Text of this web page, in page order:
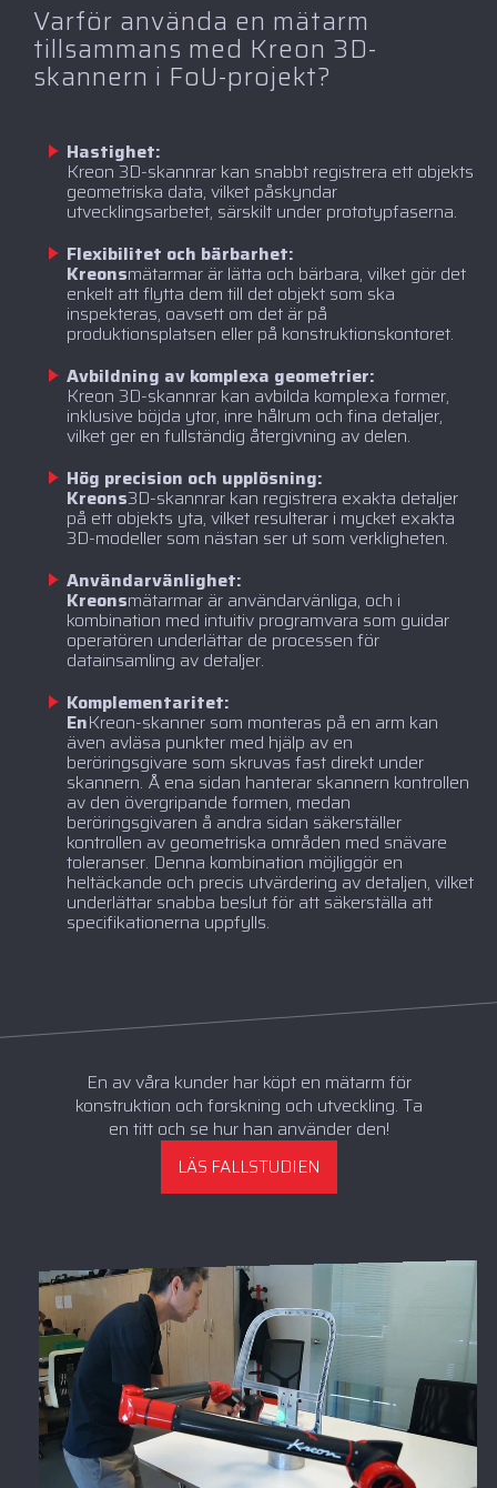
Varför använda en mätarm
tillsammans med Kreon 3D-
skannern i FoU-projekt?
Hastighet:
Kreon 3D-skannrar kan snabbt registrera ett objekts
geometriska data, vilket påskyndar
utvecklingsarbetet, särskilt under prototypfaserna.
Flexibilitet och bärbarhet:
‍Kreonsmätarmar är lätta och bärbara, vilket gör det
enkelt att flytta dem till det objekt som ska
inspekteras, oavsett om det är på
produktionsplatsen eller på konstruktionskontoret.
Avbildning av komplexa geometrier:
Kreon 3D-skannrar kan avbilda komplexa former,
inklusive böjda ytor, inre hålrum och fina detaljer,
vilket ger en fullständig återgivning av delen.
Hög precision och upplösning:
‍Kreons3D-skannrar kan registrera exakta detaljer
på ett objekts yta, vilket resulterar i mycket exakta
3D-modeller som nästan ser ut som verkligheten.
Användarvänlighet:
‍Kreonsmätarmar är användarvänliga, och i
kombination med intuitiv programvara som guidar
operatören underlättar de processen för
datainsamling av detaljer.
Komplementaritet:
‍EnKreon-skanner som monteras på en arm kan
även avläsa punkter med hjälp av en
beröringsgivare som skruvas fast direkt under
skannern. Å ena sidan hanterar skannern kontrollen
av den övergripande formen, medan
beröringsgivaren å andra sidan säkerställer
kontrollen av geometriska områden med snävare
toleranser. Denna kombination möjliggör en
heltäckande och precis utvärdering av detaljen, vilket
underlättar snabba beslut för att säkerställa att
specifikationerna uppfylls.
En av våra kunder har köpt en mätarm för
konstruktion och forskning och utveckling. Ta
en titt och se hur han använder den!
LÄS FALLSTUDIEN